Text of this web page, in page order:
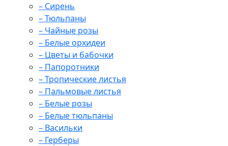
– Сирень
– Тюльпаны
– Чайные розы
– Белые орхидеи
– Цветы и бабочки
– Папоротники
– Тропические листья
– Пальмовые листья
– Белые розы
– Белые тюльпаны
– Васильки
– Герберы